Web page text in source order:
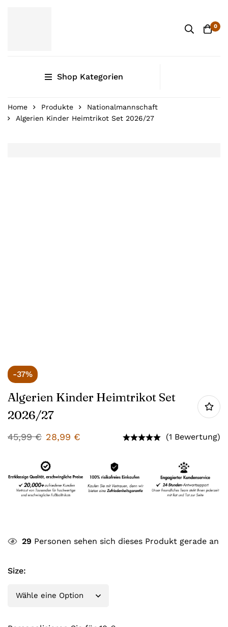
0
Shop Kategorien
Home Produkte
Nationalmannschaft
Algerien Kinder Heimtrikot Set 2026/27
-37%
Algerien Kinder Heimtrikot Set
2026/27
45,99€ 28,99 € (1 Bewertung)
29 Personen sehen sich dieses Produkt gerade an
Size: